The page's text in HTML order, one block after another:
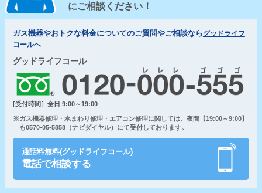
にご相談ください！
ガス機器やおトクな料金についてのご質問やご相談ならグッドライフ
コールへ
グッドライフコール
[受付時間］全日 9:00～19:00
※ガス機器修理・水まわり修理・エアコン修理に関しては、夜間【19:00～9:00】
も0570-05-5858（ナビダイヤル）にて受付しております。
通話料無料(グッドライフコール)
電話で相談する